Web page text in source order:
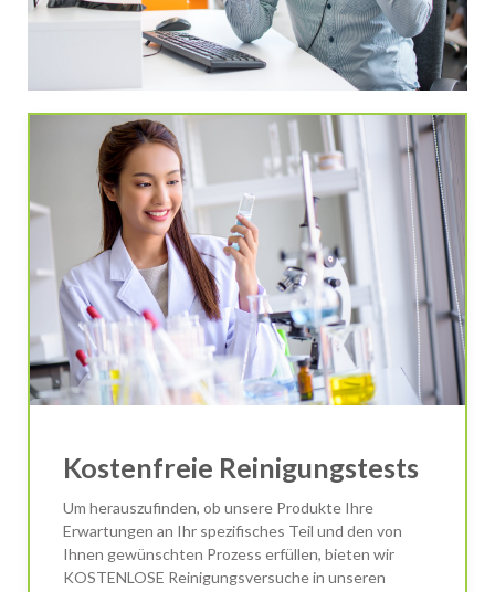
Kostenfreie Reinigungstests
Um herauszufinden, ob unsere Produkte Ihre
Erwartungen an Ihr spezifisches Teil und den von
Ihnen gewünschten Prozess erfüllen, bieten wir
KOSTENLOSE Reinigungsversuche in unseren